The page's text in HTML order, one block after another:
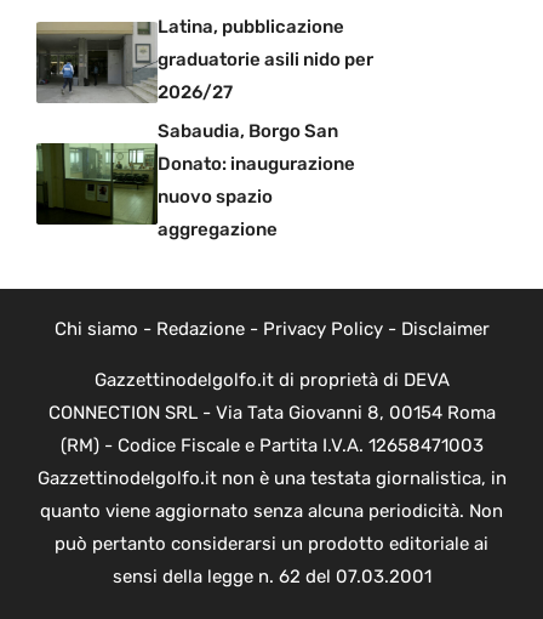
Latina, pubblicazione
graduatorie asili nido per
2026/27
Sabaudia, Borgo San
Donato: inaugurazione
nuovo spazio
aggregazione
Chi siamo - Redazione- Privacy Policy- Disclaimer
Gazzettinodelgolfo.it di proprietà di DEVA
CONNECTION SRL - Via Tata Giovanni 8, 00154 Roma
(RM) - Codice Fiscale e Partita I.V.A. 12658471003
Gazzettinodelgolfo.it non è una testata giornalistica, in
quanto viene aggiornato senza alcuna periodicità. Non
può pertanto considerarsi un prodotto editoriale ai
sensi della legge n. 62 del 07.03.2001